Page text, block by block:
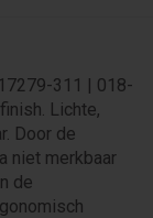
311 | 018-
Lichte,
Door de
niet merkbaar
de